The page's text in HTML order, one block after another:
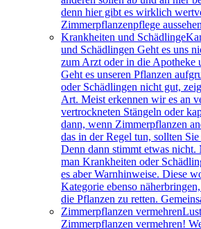
denn hier gibt es wirklich
Zimmerpflanzenpflege
Krankheiten und Schädlinge
und Schädlingen Geht es uns
zum Arzt oder in die Apotheke
Geht es unseren Pflanzen
oder Schädlingen nicht gut,
Art. Meist erkennen wir es an
vertrockneten Stängeln oder
dann, wenn Zimmerpflanzen
das in der Regel tun, sollten
Denn dann stimmt etwas
man Krankheiten oder
es aber Warnhinweise. Diese
Kategorie ebenso
die Pflanzen zu retten.
Zimmerpflanzen vermehren
Zimmerpflanzen vermehren!